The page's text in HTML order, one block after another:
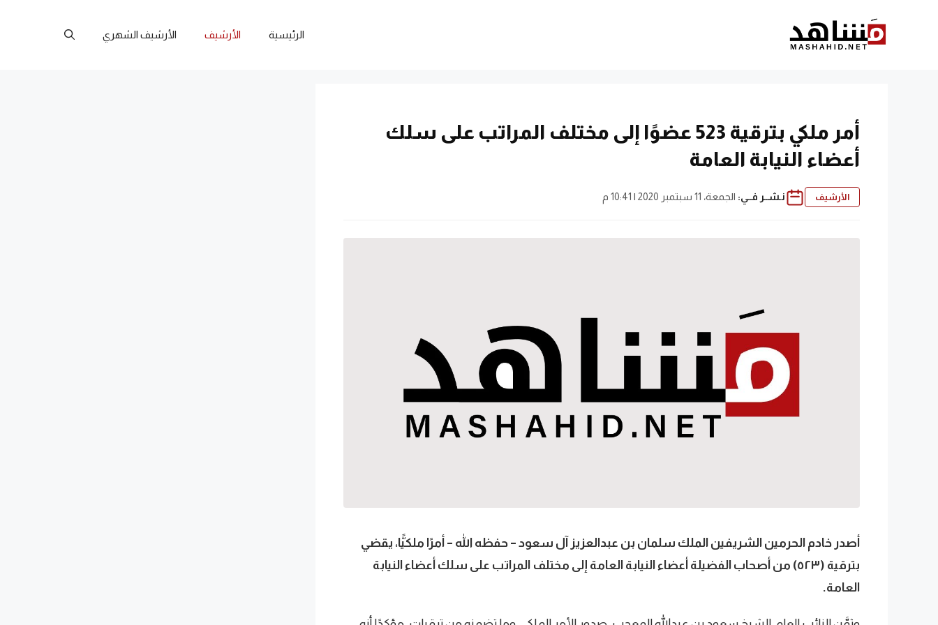
الرئيسية الأرشيف الأرشيف الشهري
أمر ملكي بترقية 523 عضوًا إلى مختلف المراتب على سلك
أعضاء النيابة العامة
الأرشيف نـشــر فــي: الجمعة، 11 سبتمبر 2020 | 10:41 م
أصدر خادم الحرمين الشريفين الملك سلمان بن عبدالعزيز آل سعود – حفظه الله – أمرًا ملكيًّا، يقضي
بترقية (٥٢٣) من أصحاب الفضيلة أعضاء النيابة العامة إلى مختلف المراتب على سلك أعضاء النيابة
العامة.